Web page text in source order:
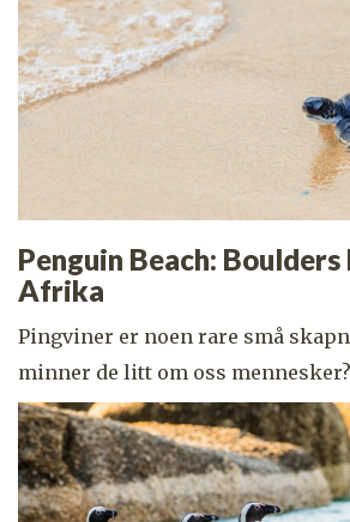
Penguin Beach: Boulders
Afrika
Pingviner er noen rare små
minner de litt om oss mennesker?